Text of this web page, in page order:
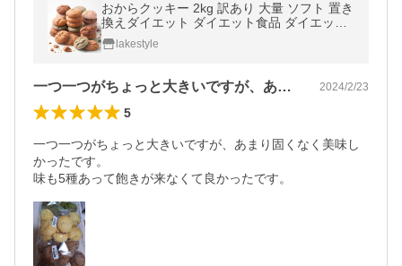
おからクッキー 2kg 訳あり 大量 ソフト 置き
換えダイエット ダイエット食品 ダイエット
クッキー やわらか
lakestyle
一つ一つがちょっと大きいですが、あまり… 2024/2/23
5
一つ一つがちょっと大きいですが、あまり固くなく美味し
かったです。
味も5種あって飽きが来なくて良かったです。